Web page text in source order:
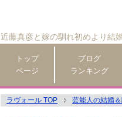
近藤真彦と嫁の馴れ初めより結
トップ
ページ
ブログ
ランキング
ラヴォール TOP 芸能人の結婚